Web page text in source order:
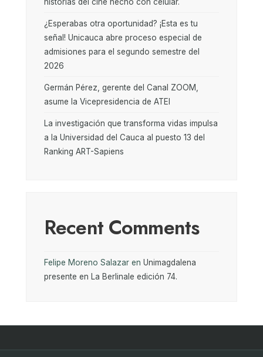
historias del cine hecho con celular.
¿Esperabas otra oportunidad? ¡Esta es tu
señal! Unicauca abre proceso especial de
admisiones para el segundo semestre del
2026
Germán Pérez, gerente del Canal ZOOM,
asume la Vicepresidencia de ATEI
La investigación que transforma vidas impulsa
a la Universidad del Cauca al puesto 13 del
Ranking ART-Sapiens
Recent Comments
Felipe Moreno Salazar en Unimagdalena
presente en La Berlinale edición 74.